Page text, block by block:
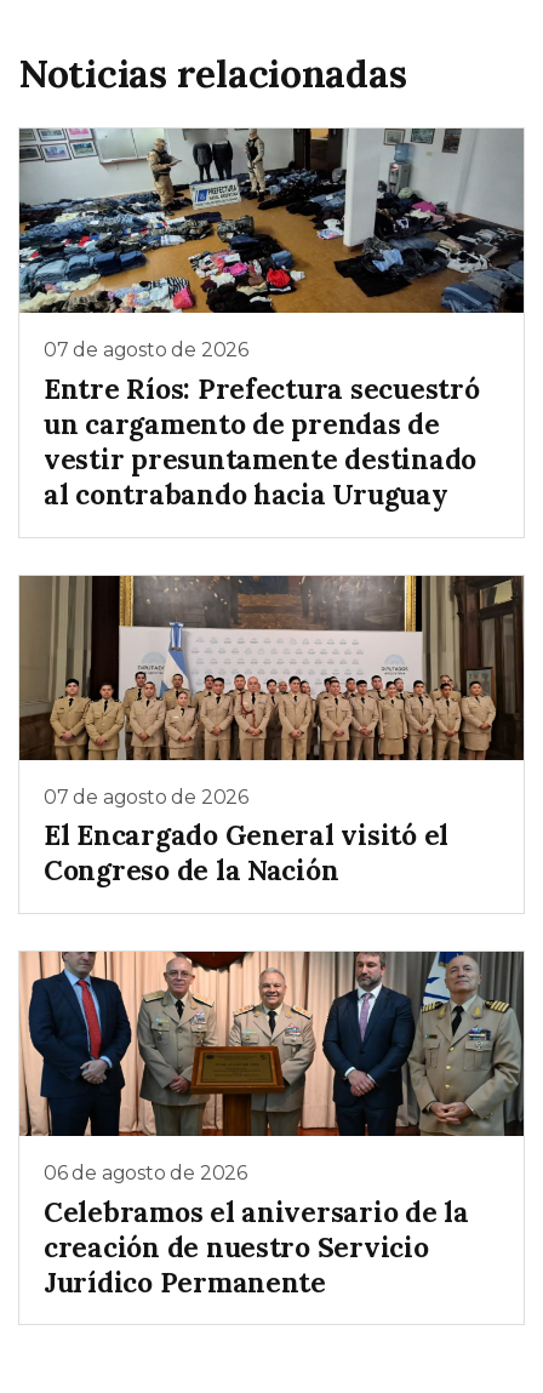
Noticias relacionadas
07 de agosto de 2026
Entre Ríos: Prefectura secuestró
un cargamento de prendas de
vestir presuntamente destinado
al contrabando hacia Uruguay
07 de agosto de 2026
El Encargado General visitó el
Congreso de la Nación
06 de agosto de 2026
Celebramos el aniversario de la
creación de nuestro Servicio
Jurídico Permanente